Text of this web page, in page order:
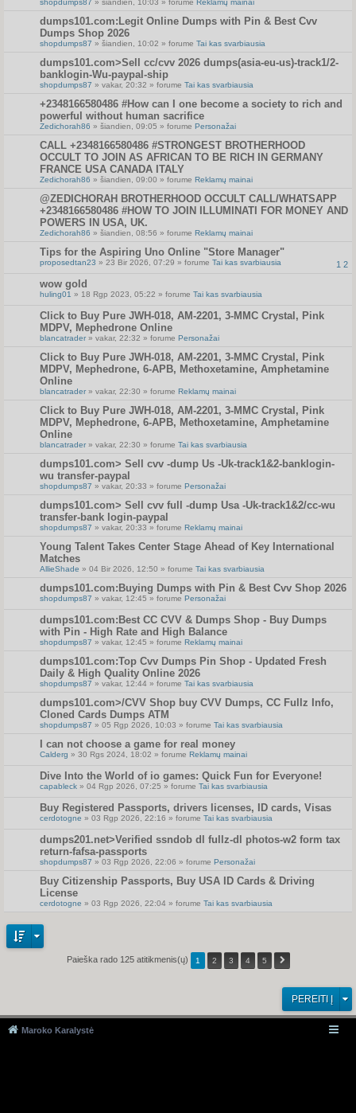
dumps101.com:Legit Online Dumps with Pin & Best Cvv
Dumps Shop 2026
shopdumps87 » šiandien, 10:02 » forume Tai kas svarbiausia
dumps101.com>Sell cc/cvv 2026 dumps(asia-eu-us)-track1/2-
banklogin-Wu-paypal-ship
shopdumps87 » vakar, 20:32 » forume Tai kas svarbiausia
+2348166580486 #How can I one become a society to rich and
powerful without human sacrifice
Zedichorah86 » šiandien, 09:05 » forume Personažai
CALL +2348166580486 #STRONGEST BROTHERHOOD
OCCULT TO JOIN AS AFRICAN TO BE RICH IN GERMANY
FRANCE USA CANADA ITALY
Zedichorah86 » šiandien, 09:00 » forume Reklamų mainai
@ZEDICHORAH BROTHERHOOD OCCULT CALL/WHATSAPP
+2348166580486 #HOW TO JOIN ILLUMINATI FOR MONEY AND
POWERS IN USA, UK.
Zedichorah86 » šiandien, 08:56 » forume Reklamų mainai
Tips for the Aspiring Uno Online "Store Manager"
1 2
proposedtan23 » 23 Bir 2026, 07:29 » forume Tai kas svarbiausia
wow gold
huling01 » 18 Rgp 2023, 05:22 » forume Tai kas svarbiausia
Click to Buy Pure JWH-018, AM-2201, 3-MMC Crystal, Pink
MDPV, Mephedrone Online
blancatrader » vakar, 22:32 » forume Personažai
Click to Buy Pure JWH-018, AM-2201, 3-MMC Crystal, Pink
MDPV, Mephedrone, 6-APB, Methoxetamine, Amphetamine
Online
blancatrader » vakar, 22:30 » forume Reklamų mainai
Click to Buy Pure JWH-018, AM-2201, 3-MMC Crystal, Pink
MDPV, Mephedrone, 6-APB, Methoxetamine, Amphetamine
Online
blancatrader » vakar, 22:30 » forume Tai kas svarbiausia
dumps101.com> Sell cvv -dump Us -Uk-track1&2-banklogin-
wu transfer-paypal
shopdumps87 » vakar, 20:33 » forume Personažai
dumps101.com> Sell cvv full -dump Usa -Uk-track1&2/cc-wu
transfer-bank login-paypal
shopdumps87 » vakar, 20:33 » forume Reklamų mainai
Young Talent Takes Center Stage Ahead of Key International
Matches
AllieShade » 04 Bir 2026, 12:50 » forume Tai kas svarbiausia
dumps101.com:Buying Dumps with Pin & Best Cvv Shop 2026
shopdumps87 » vakar, 12:45 » forume Personažai
dumps101.com:Best CC CVV & Dumps Shop - Buy Dumps
with Pin - High Rate and High Balance
shopdumps87 » vakar, 12:45 » forume Reklamų mainai
dumps101.com:Top Cvv Dumps Pin Shop - Updated Fresh
Daily & High Quality Online 2026
shopdumps87 » vakar, 12:44 » forume Tai kas svarbiausia
dumps101.com>/CVV Shop buy CVV Dumps, CC Fullz Info,
Cloned Cards Dumps ATM
shopdumps87 » 05 Rgp 2026, 10:03 » forume Tai kas svarbiausia
I can not choose a game for real money
Calderg » 30 Rgs 2024, 18:02 » forume Reklamų mainai
Dive Into the World of io games: Quick Fun for Everyone!
capableck » 04 Rgp 2026, 07:25 » forume Tai kas svarbiausia
Buy Registered Passports, drivers licenses, ID cards, Visas
cerdotogne » 03 Rgp 2026, 22:16 » forume Tai kas svarbiausia
dumps201.net>Verified ssndob dl fullz-dl photos-w2 form tax
return-fafsa-passports
shopdumps87 » 03 Rgp 2026, 22:06 » forume Personažai
Buy Citizenship Passports, Buy USA ID Cards & Driving
License
cerdotogne » 03 Rgp 2026, 22:04 » forume Tai kas svarbiausia
Paieška rado 125 atitikmenis(ų) 1 2 3 4 5
PEREITI Į
Maroko Karalystė